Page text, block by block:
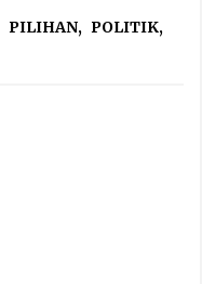
PILIHAN, POLITIK,